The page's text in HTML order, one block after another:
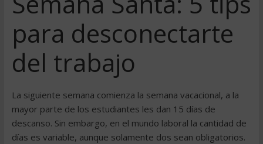
para desconectarte
del trabajo
La siguiente semana comienza la semana vacacional, a la
mayor parte de los estudiantes les dan 15 días de
descanso. Sin embargo, en el mundo laboral la cantidad de
días es variable, aunque solamente dos sean obligatorios.